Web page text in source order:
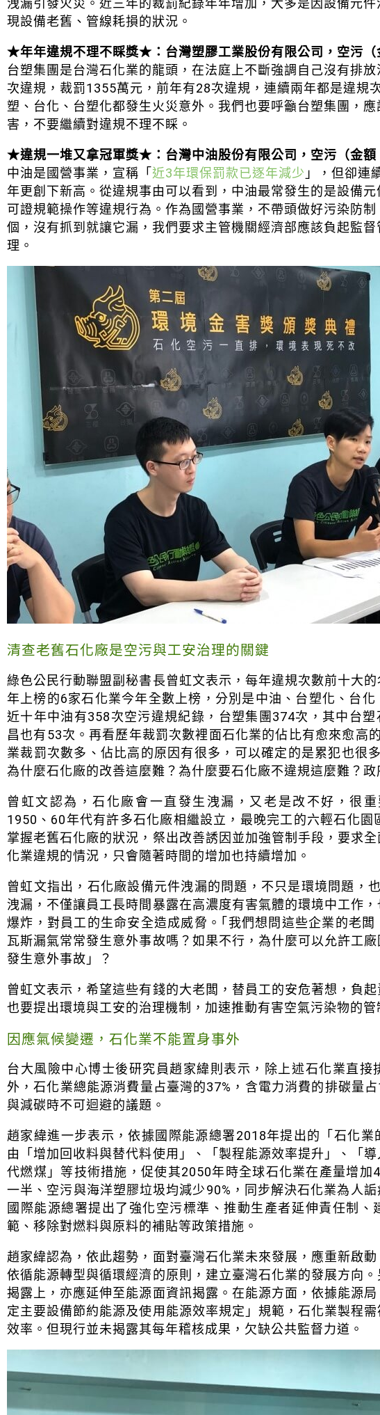
洩漏引發火災。近三年的裁罰紀錄年年增加，大多是因設備元
現設備老舊、管線耗損的狀況。
★年年違規不理不睬獎★ ：台灣塑膠工業股份有限公司，空污
台塑集團是台灣石化業的龍頭，在法庭上不斷強調自己沒有排
次違規，裁罰1355萬元，前年有28次違規，連續兩年都是違規
塑、台化、台塑化都發生火災意外。我們也要呼籲台塑集團，
害，不要繼續對違規不理不睬。
★違規一堆又拿冠軍獎★ ：台灣中油股份有限公司，空污（金
中油是國營事業，宣稱「近3年環保罰款已逐年減少 」，但卻連
年更創下新高。從違規事由可以看到，中油最常發生的是設備
可證規範操作等違規行為。作為國營事業，不帶頭做好污染防
個，沒有抓到就讓它漏，我們要求主管機關經濟部應該負起監
理。
清查老舊石化廠是空污與工安治理的關鍵
綠色公民行動聯盟副秘書長曾虹文表示，每年違規次數前十大
年上榜的6家石化業今年全數上榜，分別是中油、台塑化、台化
近十年中油有358次空污違規紀錄，台塑集團374次，其中台
昌也有53次。再看歷年裁罰次數裡面石化業的佔比有愈來愈高
業裁罰次數多、佔比高的原因有很多，可以確定的是累犯也很
為什麼石化廠的改善這麼難？為什麼要石化廠不違規這麼難？
曾虹文認為，石化廠會一直發生洩漏，又老是改不好，很
1950、60年代有許多石化廠相繼設立，最晚完工的六輕石化園
掌握老舊石化廠的狀況，祭出改善誘因並加強管制手段，要求
化業違規的情況，只會隨著時間的增加也持續增加。
曾虹文指出，石化廠設備元件洩漏的問題，不只是環境問題，
洩漏，不僅讓員工長時間暴露在高濃度有害氣體的環境中工作
爆炸，對員工的生命安全造成威脅。｢我們想問這些企業的老闆
瓦斯漏氣常常發生意外事故嗎？如果不行，為什麼可以允許工
發生意外事故」？
曾虹文表示，希望這些有錢的大老闆，替員工的安危著想，負
也要提出環境與工安的治理機制，加速推動有害空氣污染物的
因應氣候變遷，石化業不能置身事外
台大風險中心博士後研究員趙家緯則表示，除上述石化業直接
外，石化業總能源消費量占臺灣的37%，含電力消費的排碳量
與減碳時不可迴避的議題。
趙家緯進一步表示，依據國際能源總署2018年提出的「石化
由「增加回收料與替代料使用」、「製程能源效率提升」、「
代燃煤」等技術措施，促使其2050年時全球石化業在產量增加
一半、空污與海洋塑膠垃圾均減少90%，同步解決石化業為人
國際能源總署提出了強化空污標準、推動生產者延伸責任制
範、移除對燃料與原料的補貼等政策措施。
趙家緯認為，依此趨勢，面對臺灣石化業未來發展，應重新啟
依循能源轉型與循環經濟的原則，建立臺灣石化業的發展方向
揭露上，亦應延伸至能源面資訊揭露。在能源方面，依據能源
定主要設備節約能源及使用能源效率規定」規範，石化業製程
效率。但現行並未揭露其每年稽核成果，欠缺公共監督力道。